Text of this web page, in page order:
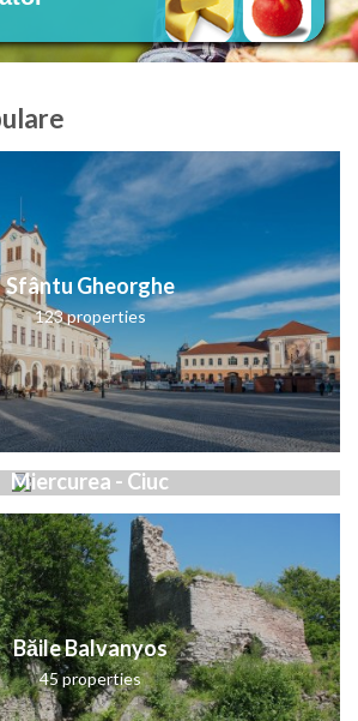
Sfântu Gheorghe
123 properties
Miercurea - Ciuc
47 properties
Băile Balvanyos
45 properties